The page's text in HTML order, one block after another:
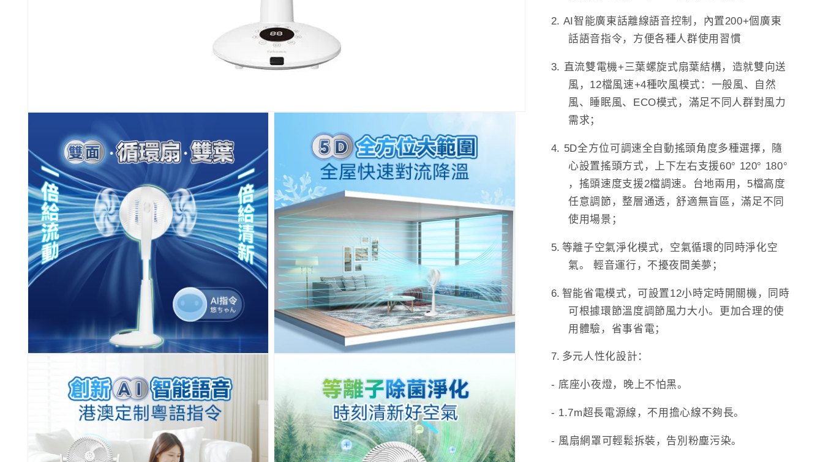
葉
對
淨
化
智
能
音
伸
循
環
扇 PRO
葉
對
淨
化
智
音
伸
縮
循
2. AI 智能廣東話離線語音控制，內置200+個廣東
話語音指令，方便各種人群使用習慣
3. 直流雙電機+三葉螺旋式扇葉結構，造就雙向送
風， 12檔風速+4種吹風模式：一般風、自然
風、睡眠風、
ECO模式，滿足不同人群對風力
需求；
4. 5D全方位可調速全自動搖頭角度多種選擇，隨
心設置搖頭方式，上下左右支援60° 120° 180°
，搖頭速度支援2檔調速。台地兩用， 5檔高度
任意調節，整層通透，舒適無盲區，滿足不同
使用場景；
5. 等離子空氣淨化模式，空氣循環的同時淨化空
氣。 輕音運行，不擾夜間美夢；
6. 智能省電模式，可設置12小時定時開關機，同時
可根據環節溫度調節風力大小。更加合理的使
用體驗，省事省電；
7. 多元人性化設計：
- 底座小夜燈，晚上不怕黑。
- 1.7m超長電源線，不用擔心線不夠長。
- 風扇網罩可輕鬆拆裝，告別粉塵污染。